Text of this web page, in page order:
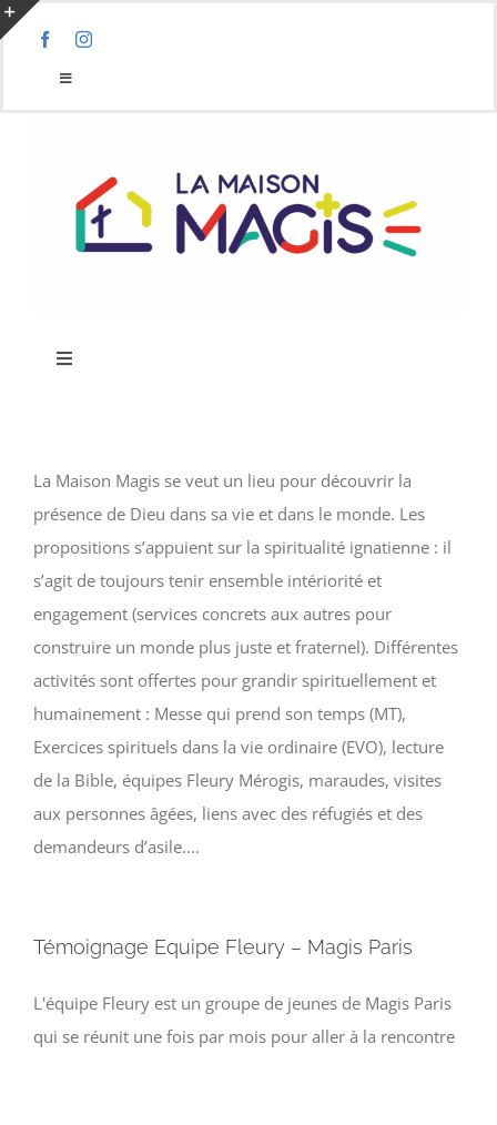
Skip
Toggle
Qui sommes-nous ?
Actualités
Toggle
Activités Maison
Magis Paris
Cowork Magis
JRS France
Réseau Magis
Rechercher
La Maison Magis se veut un lieu pour découvrir la
présence de Dieu dans sa vie et dans le monde. Les
propositions s’appuient sur la spiritualité ignatienne : il
s’agit de toujours tenir ensemble intériorité et
engagement (services concrets aux autres pour
construire un monde plus juste et fraternel). Différentes
activités sont offertes pour grandir spirituellement et
humainement : Messe qui prend son temps (MT),
Exercices spirituels dans la vie ordinaire (EVO), lecture
de la Bible, équipes Fleury Mérogis, maraudes, visites
aux personnes âgées, liens avec des réfugiés et des
demandeurs d’asile.…
Témoignage Equipe Fleury – Magis Paris
L'équipe Fleury est un groupe de jeunes de Magis Paris
qui se réunit une fois par mois pour aller à la rencontre